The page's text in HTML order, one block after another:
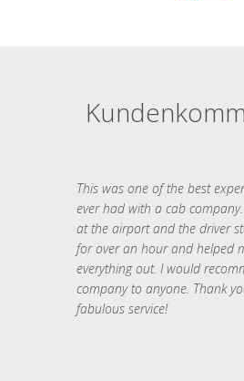
This was one of the best
ever had with a cab
at the airport and the driver
for over an hour and helped
everything out. I would
company to anyone. Thank
fabulous service!